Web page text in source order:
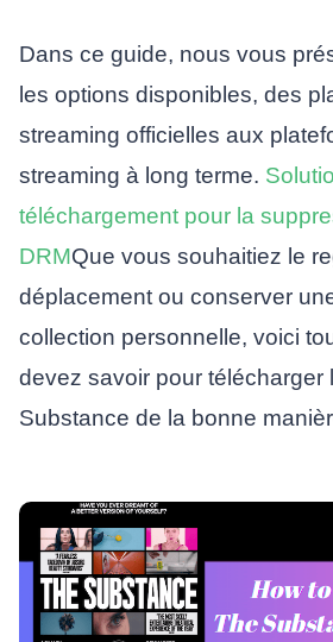
Dans ce guide, nous vous
les options disponibles, des
streaming officielles aux
streaming à long terme.
téléchargement pour la
DRMQue vous souhaitiez le
déplacement ou conserver
collection personnelle, voici
devez savoir pour télécharger
Substance de la bonne